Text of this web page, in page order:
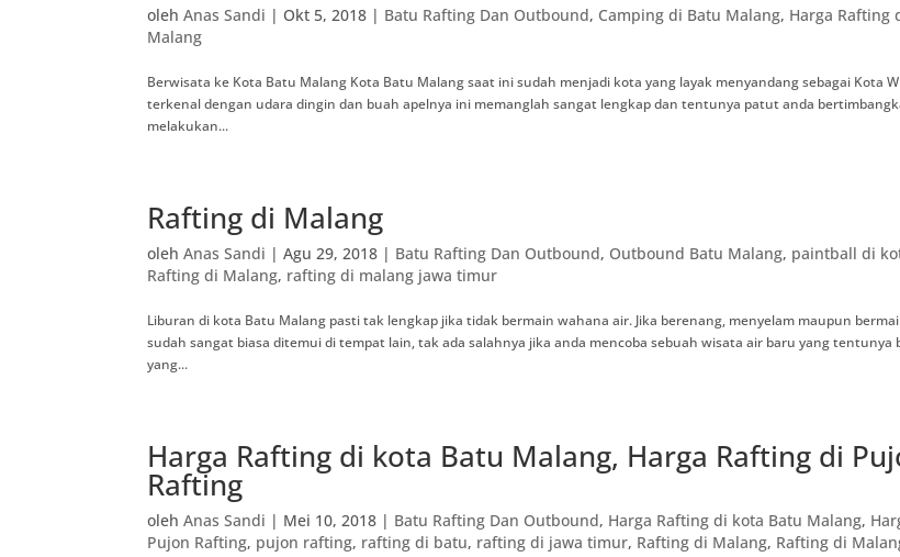
olehAnas Sandi | Okt 5, 2018 | Batu Rafting Dan Outbound, Camping di Batu Malang, Harga Rafting
Malang
Berwisata ke Kota Batu Malang Kota Batu Malang saat ini sudah menjadi kota yang layak menyandang sebagai Kota
terkenal dengan udara dingin dan buah apelnya ini memanglah sangat lengkap dan tentunya patut anda
melakukan...
Rafting di Malang
olehAnas Sandi |Agu 29, 2018 | Batu Rafting Dan Outbound, Outbound Batu Malang, paintball di
Rafting di Malang, rafting di malang jawa timur
Liburan di kota Batu Malang pasti tak lengkap jika tidak bermain wahana air. Jika berenang, menyelam maupun
sudah sangat biasa ditemui di tempat lain, tak ada salahnya jika anda mencoba sebuah wisata air baru yang tentunya
yang...
Harga Rafting di kota Batu Malang, Harga Rafting di
Rafting
olehAnas Sandi | Mei 10, 2018 | Batu Rafting Dan Outbound, Harga Rafting di kota Batu Malang,
Pujon Rafting, pujon rafting, rafting di batu, rafting di jawa timur, Rafting di Malang, Rafting di